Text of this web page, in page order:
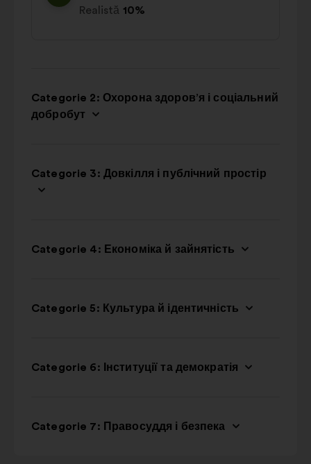
Realistă 10%
Categorie 2: Охорона здоров’я і соціальний
добробут
Categorie 3: Довкілля і публічний простір
Categorie 4: Економіка й зайнятість
Categorie 5: Культура й ідентичність
Categorie 6: Інституції та демократія
Categorie 7: Правосуддя і безпека